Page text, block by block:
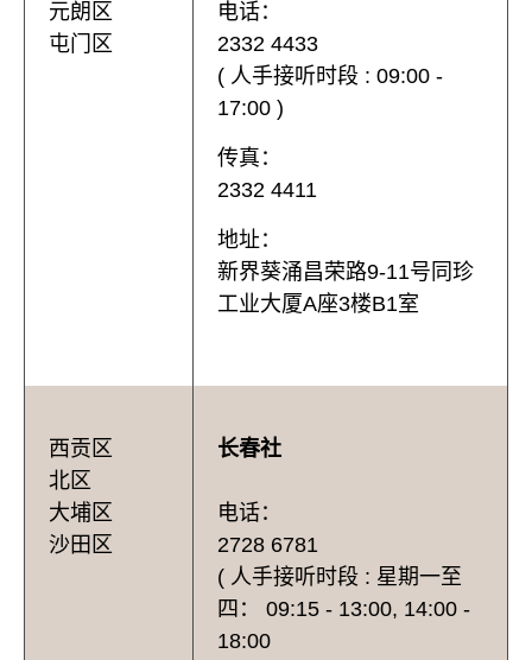
元朗区
屯门区
电话：
2332 4433
( 人手接听时段 : 09:00 -
17:00 )
传真：
2332 4411
地址：
新界葵涌昌荣路9-11号同珍
工业大厦A座3楼B1室
西贡区
北区
大埔区
沙田区
长春社
电话：
2728 6781
( 人手接听时段 : 星期一至
四： 09:15 - 13:00, 14:00 -
18:00